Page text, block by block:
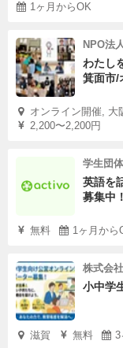
1ヶ月からOK
NPO法
わたし
箕面市/
オンライン開催, 大
2,200〜2,200円
学生団
英語を
募集中！
無料 1ヶ月から
株式会
小中学
滋賀 無料 3